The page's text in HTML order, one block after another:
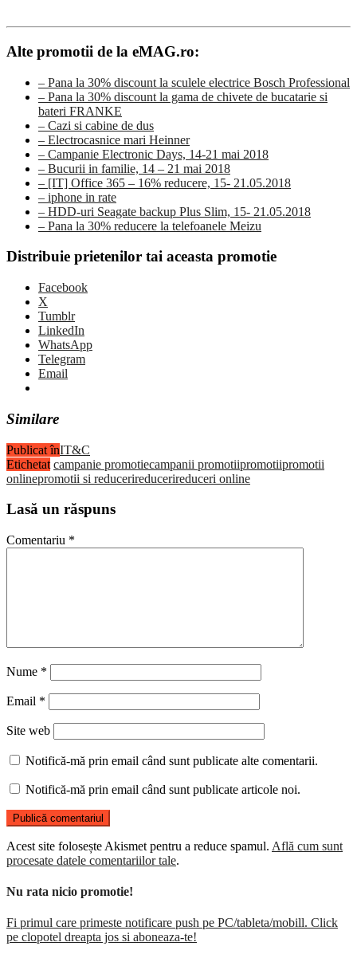
Alte promotii de la eMAG.ro:
– Pana la 30% discount la sculele electrice Bosch Professional
– Pana la 30% discount la gama de chivete de bucatarie si
bateri FRANKE
– Cazi si cabine de dus
– Electrocasnice mari Heinner
– Campanie Electronic Days, 14-21 mai 2018
– Bucurii in familie, 14 – 21 mai 2018
– [IT] Office 365 – 16% reducere, 15- 21.05.2018
– iphone in rate
– HDD-uri Seagate backup Plus Slim, 15- 21.05.2018
– Pana la 30% reducere la telefoanele Meizu
Distribuie prietenilor tai aceasta promotie
Facebook
X
Tumblr
LinkedIn
WhatsApp
Telegram
Email
Similare
Publicat înIT&C
Etichetat campanie promotiecampanii promotiipromotiipromotii
onlinepromotii si reducerireducerireduceri online
Lasă un răspuns
Comentariu *
Nume *
Email *
Site web
Notifică-mă prin email când sunt publicate alte comentarii.
Notifică-mă prin email când sunt publicate articole noi.
Acest site folosește Akismet pentru a reduce spamul. Află cum sunt
procesate datele comentariilor tale.
Nu rata nicio promotie!
Fi primul care primeste notificare push pe PC/tableta/mobill. Click
pe clopotel dreapta jos si aboneaza-te!